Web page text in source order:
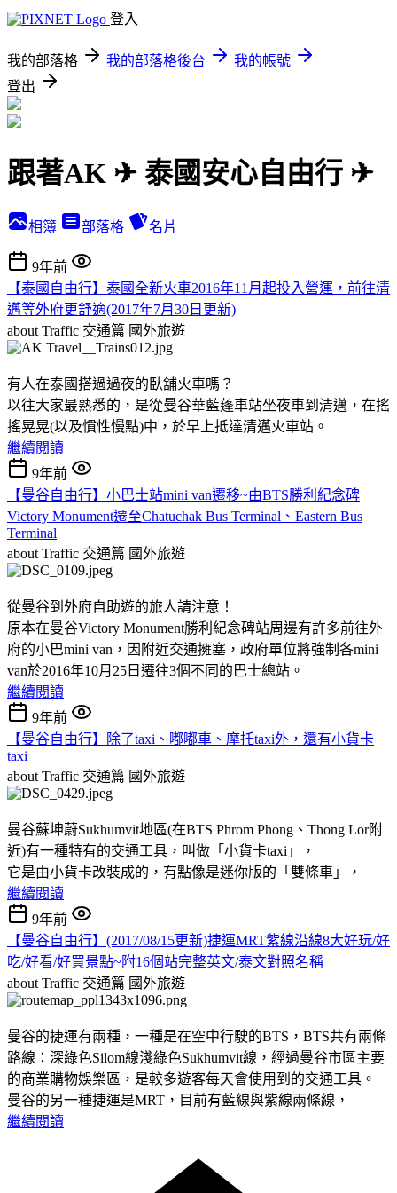
登入
我的部落格 我的部落格後台
我的帳號
登出
跟著AK ✈ 泰國安心自由行 ✈
相簿 部落格 名片
9年前
【泰國自由行】泰國全新火車2016年11月起投入營運，前往清
邁等外府更舒適(2017年7月30日更新)
about Traffic 交通篇 國外旅遊
有人在泰國搭過過夜的臥舖火車嗎？
以往大家最熟悉的，是從曼谷華藍蓬車站坐夜車到清邁，在搖
搖晃晃(以及慣性慢點)中，於早上抵達清邁火車站。
繼續閱讀
9年前
【曼谷自由行】小巴士站mini van遷移~由BTS勝利紀念碑
Victory Monument遷至Chatuchak Bus Terminal、Eastern Bus
Terminal
about Traffic 交通篇 國外旅遊
從曼谷到外府自助遊的旅人請注意！
原本在曼谷Victory Monument勝利紀念碑站周邊有許多前往外
府的小巴mini van，因附近交通擁塞，政府單位將強制各mini
van於2016年10月25日遷往3個不同的巴士總站。
繼續閱讀
9年前
【曼谷自由行】除了taxi、嘟嘟車、摩托taxi外，還有小貨卡
taxi
about Traffic 交通篇 國外旅遊
曼谷蘇坤蔚Sukhumvit地區(在BTS Phrom Phong、Thong Lor附
近)有一種特有的交通工具，叫做「小貨卡taxi」，
它是由小貨卡改裝成的，有點像是迷你版的「雙條車」，
繼續閱讀
9年前
【曼谷自由行】(2017/08/15更新)捷運MRT紫線沿線8大好玩/好
吃/好看/好買景點~附16個站完整英文/泰文對照名稱
about Traffic 交通篇 國外旅遊
曼谷的捷運有兩種，一種是在空中行駛的BTS，BTS共有兩條
路線：深綠色Silom線淺綠色Sukhumvit線，經過曼谷市區主要
的商業購物娛樂區，是較多遊客每天會使用到的交通工具。
曼谷的另一種捷運是MRT，目前有藍線與紫線兩條線，
繼續閱讀